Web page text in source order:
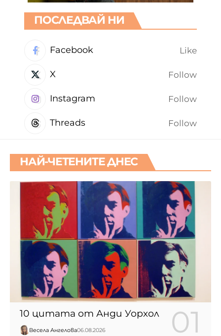
ПОСЛЕДВАЙ НИ
Facebook Like
X Follow
Instagram Follow
Threads Follow
НАЙ-ЧЕТЕНИТЕ ДНЕС
10 цитата от Анди Уорхол
Весела Ангелова06.08.2026